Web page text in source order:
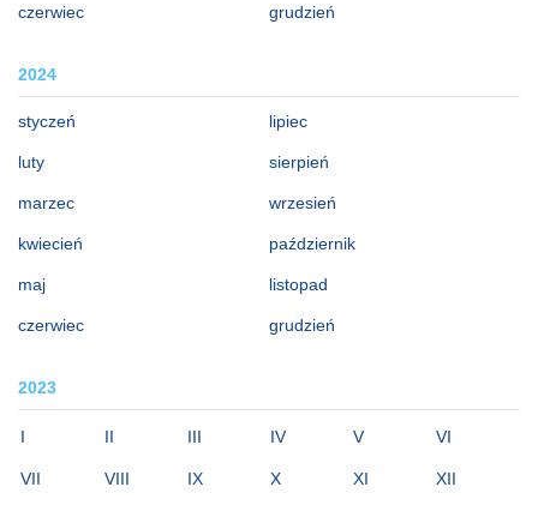
czerwiec grudzień
2024
styczeń
luty
marzec
kwiecień
maj
czerwiec
lipiec
sierpień
wrzesień
październik
listopad
grudzień
2023
I II III IV V VI
VII VIII IX X XI XII